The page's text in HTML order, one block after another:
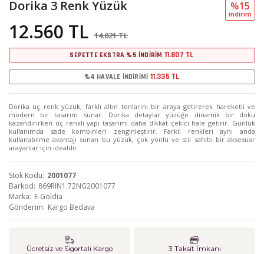
Dorika 3 Renk Yüzük
12.560 TL 14.821 TL
%15
i̇ndi̇ri̇m
SEPETTE EKSTRA %5 İNDİRİM 11.807 TL
%4 HAVALE İNDİRİMİ 11.335 TL
Dorika üç renk yüzük, farklı altın tonlarını bir araya getirerek hareketli ve
modern bir tasarım sunar. Dorika detaylar yüzüğe dinamik bir doku
kazandırırken üç renkli yapı tasarımı daha dikkat çekici hale getirir. Günlük
kullanımda sade kombinleri zenginleştirir. Farklı renkleri aynı anda
kullanabilme avantajı sunan bu yüzük, çok yönlü ve stil sahibi bir aksesuar
arayanlar için idealdir.
Stok Kodu 2001077
Barkod 869RIN1.72NG2001077
Marka E-Goldia
Gönderim Kargo Bedava
Ücretsiz ve Sigortalı Kargo 3 Taksit İmkanı